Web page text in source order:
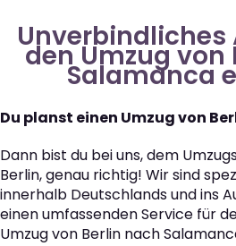
Unverbindliches
den Umzug von
Salamanca
Du planst einen Umzug von
Dann bist du bei uns, dem
Berlin, genau richtig! Wir sind
innerhalb Deutschlands und ins
einen umfassenden Service für
Umzug von Berlin nach